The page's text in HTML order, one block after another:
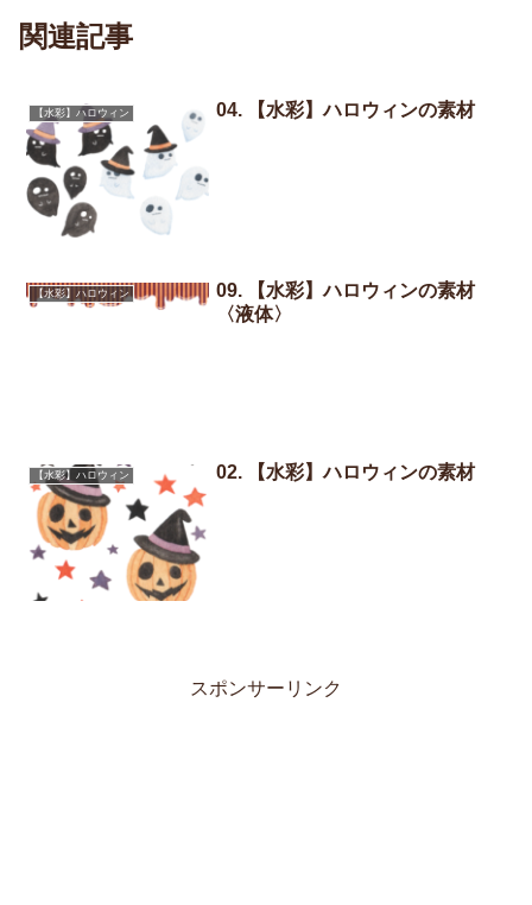
関連記事
【水彩】ハロウィン 04. 【水彩】ハロウィンの素材
【水彩】ハロウィン
09. 【水彩】ハロウィンの素材
〈液体〉
【水彩】ハロウィン 02. 【水彩】ハロウィンの素材
スポンサーリンク